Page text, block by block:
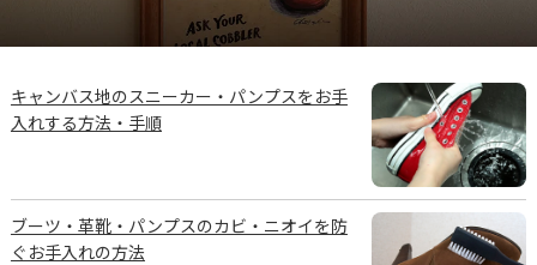
キャンバス地のスニーカー・パンプスをお手
入れする方法・手順
ブーツ・革靴・パンプスのカビ・ニオイを防
ぐお手入れの方法